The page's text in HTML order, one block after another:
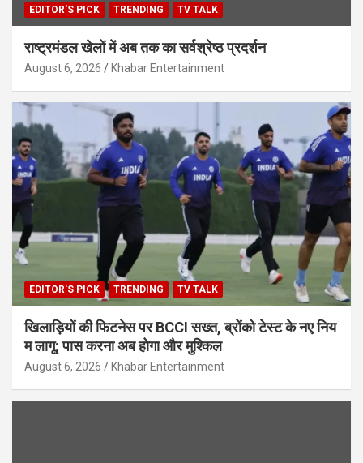
EDITOR'S PICK TRENDING TV TALK
राष्ट्रमंडल खेलों में अब तक का सर्वश्रेष्ठ प्रदर्शन
August 6, 2026 Khabar Entertainment
EDITOR'S PICK TRENDING TV TALK
खिलाड़ियों की फिटनेस पर BCCI सख्त, ब्रोंको टेस्ट के नए निय
म लागू; पास करना अब होगा और मुश्किल
August 6, 2026 Khabar Entertainment